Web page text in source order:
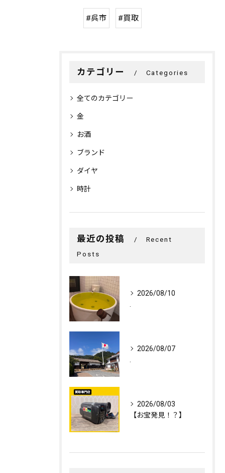
#呉市 #買取
カテゴリー Categories
全てのカテゴリー
金
お酒
ブランド
ダイヤ
時計
最近の投稿
Recent
Posts
2026/08/10
2026/08/07
2026/08/03
【お宝発見！？】